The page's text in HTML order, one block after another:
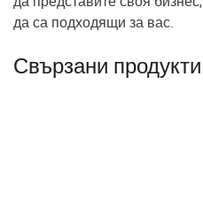
да са подходящи за вас.
Свързани продукти